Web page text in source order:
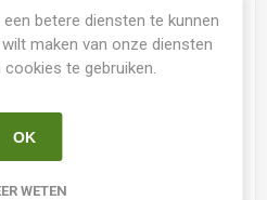
TB (tall bearded) Hoge
baardiris
A. Miller
betere diensten te kunnen
maken van onze diensten
te gebruiken.
OK
WETEN